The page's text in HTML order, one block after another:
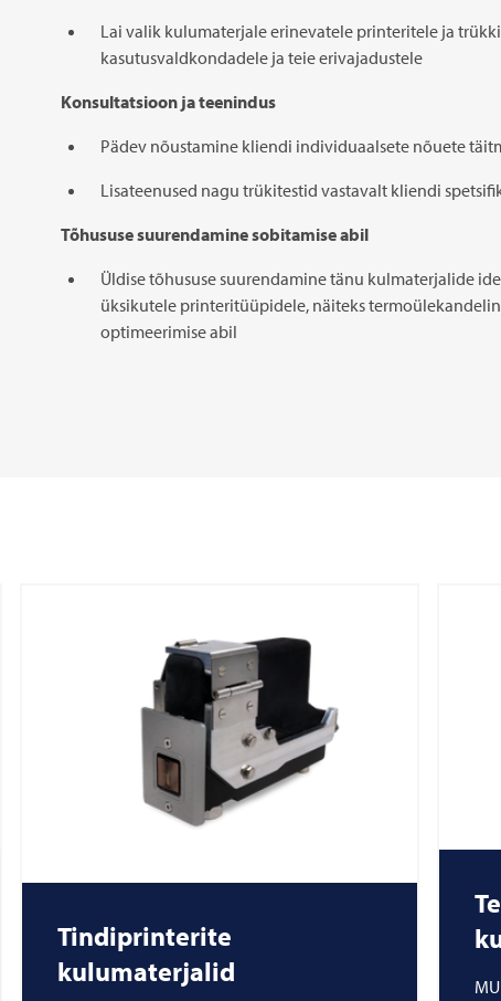
Lai valik kulumaterjale erinevatele printeritele ja
kasutusvaldkondadele ja teie erivajadustele
Konsultatsioon ja teenindus
Pädev nõustamine kliendi individuaalsete nõuete
Lisateenused nagu trükitestid vastavalt kliendi
Tõhususe suurendamine sobitamise abil
Üldise tõhususe suurendamine tänu kulmaterjalide
üksikutele printeritüüpidele, näiteks
optimeerimise abil
Tindiprinterite
kulumaterjalid